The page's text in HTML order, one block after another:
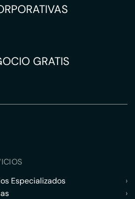
GRATIS
Especializados
›
›